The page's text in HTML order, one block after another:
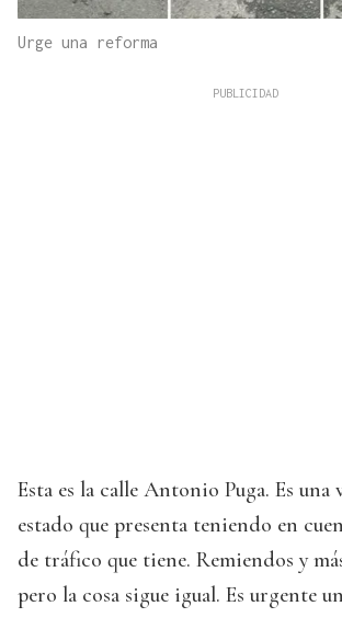
Urge una reforma
Esta es la calle Antonio Puga. Es una
estado que presenta teniendo en
de tráfico que tiene. Remiendos y
pero la cosa sigue igual. Es urgente